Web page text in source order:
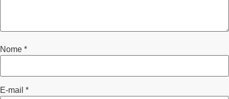
Nome *
E-mail *